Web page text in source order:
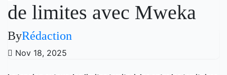
de limites avec Mweka
ByRédaction
Nov 18, 2025